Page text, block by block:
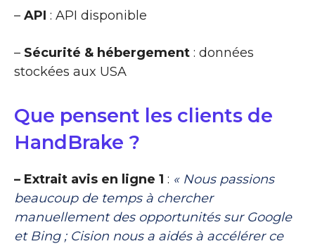
– API : API disponible
– Sécurité & hébergement : données
stockées aux USA
Que pensent les clients de
HandBrake ?
– Extrait avis en ligne 1 : « Nous passions
beaucoup de temps à chercher
manuellement des opportunités sur Google
et Bing ; Cision nous a aidés à accélérer ce